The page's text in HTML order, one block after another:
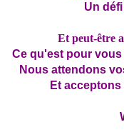
Un
Et peut-être
Ce qu'est pour
Nous attendons
Et